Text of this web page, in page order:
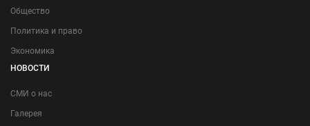
Общество
Политика и право
Экономика
НОВОСТИ
СМИ о нас
Галерея